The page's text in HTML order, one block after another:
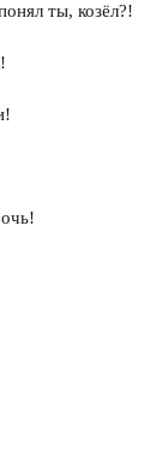
ты, козёл?!